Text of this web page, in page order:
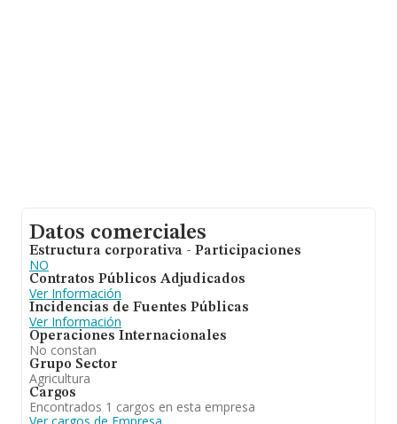
Datos comerciales
Estructura corporativa - Participaciones
NO
Contratos Públicos Adjudicados
Ver Información
Incidencias de Fuentes Públicas
Ver Información
Operaciones Internacionales
No constan
Grupo Sector
Agricultura
Cargos
Encontrados 1 cargos en esta empresa